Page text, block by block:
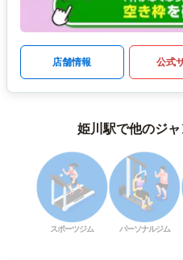
店舗情報 公式
姫川駅で他のジ
スポーツジム パーソナルジム